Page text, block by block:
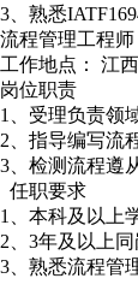
3、熟悉
流程管理工程师
工作地点： 江
岗位职责
1、受理负责领
2、指导编写流
3、检测流程遵
任职要求
1、本科及以上
2、3年及以上
3、熟悉流程管